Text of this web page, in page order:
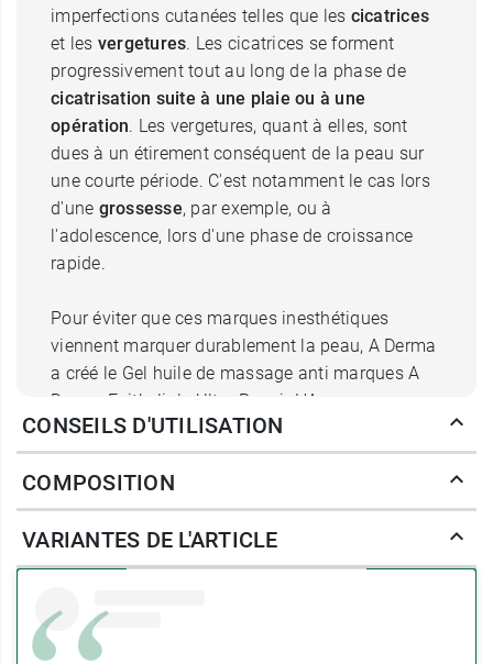
imperfections cutanées telles que les cicatrices
et les vergetures. Les cicatrices se forment
progressivement tout au long de la phase de
cicatrisation suite à une plaie ou à une
opération. Les vergetures, quant à elles, sont
dues à un étirement conséquent de la peau sur
une courte période. C'est notamment le cas lors
d'une grossesse, par exemple, ou à
l'adolescence, lors d'une phase de croissance
rapide.
Pour éviter que ces marques inesthétiques
viennent marquer durablement la peau, A Derma
a créé le Gel huile de massage anti marques A
Derma Epitheliale Ultra Repair HA+.
Quels sont les ingrédients du Gel
Huile de massage A Derma
Epitheliale Ultra Repair HA+ ?
Ce gel de massage est formulé à partir de98 %
pour réparer les peaux abimées ou présentant un
risque de marques cicatricielles. Pour ce faire, il
CONSEILS D'UTILISATION
COMPOSITION
VARIANTES DE L'ARTICLE